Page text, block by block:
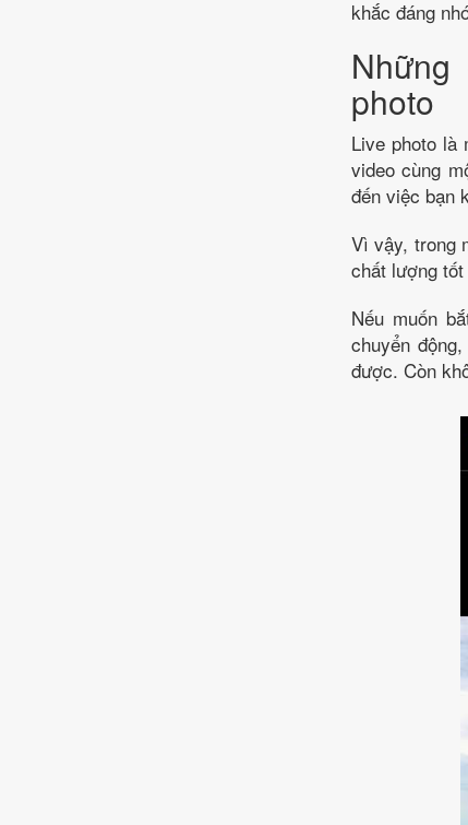
khắc đáng
photo
Live photo là
video cùng
đến việc bạn
Vì vậy, trong
chất lượng
Nếu muốn
chuyển
được. Còn